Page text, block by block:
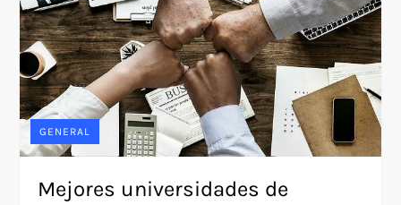
GENERAL
Mejores universidades de